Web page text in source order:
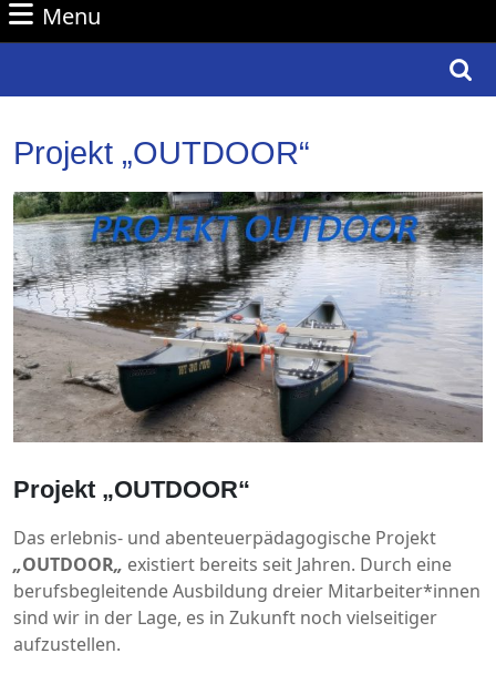
Menu
Projekt „OUTDOOR“
Projekt „OUTDOOR“
Das erlebnis- und abenteuerpädagogische Projekt
„OUTDOOR„ existiert bereits seit Jahren. Durch eine
berufsbegleitende Ausbildung dreier Mitarbeiter*innen
sind wir in der Lage, es in Zukunft noch vielseitiger
aufzustellen.